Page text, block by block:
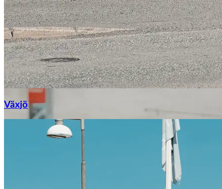
Växjö